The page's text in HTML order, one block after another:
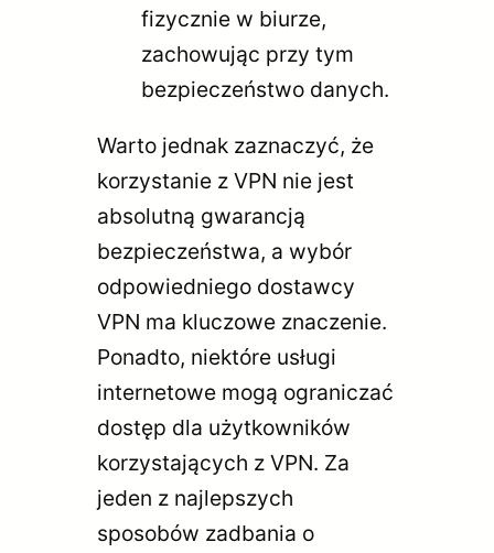
fizycznie w biurze,
zachowując przy tym
bezpieczeństwo danych.
Warto jednak zaznaczyć, że
korzystanie z VPN nie jest
absolutną gwarancją
bezpieczeństwa, a wybór
odpowiedniego dostawcy
VPN ma kluczowe znaczenie.
Ponadto, niektóre usługi
internetowe mogą ograniczać
dostęp dla użytkowników
korzystających z VPN. Za
jeden z najlepszych
sposobów zadbania o